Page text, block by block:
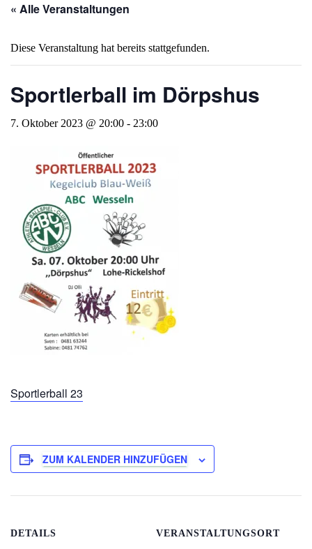
« Alle Veranstaltungen
Diese Veranstaltung hat bereits stattgefunden.
Sportlerball im Dörpshus
7. Oktober 2023 @ 20:00 - 23:00
Sportlerball 23
ZUM KALENDER HINZUFÜGEN
DETAILS VERANSTALTUNGSORT